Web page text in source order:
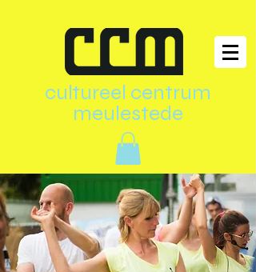
cultureel centrum
meulestede